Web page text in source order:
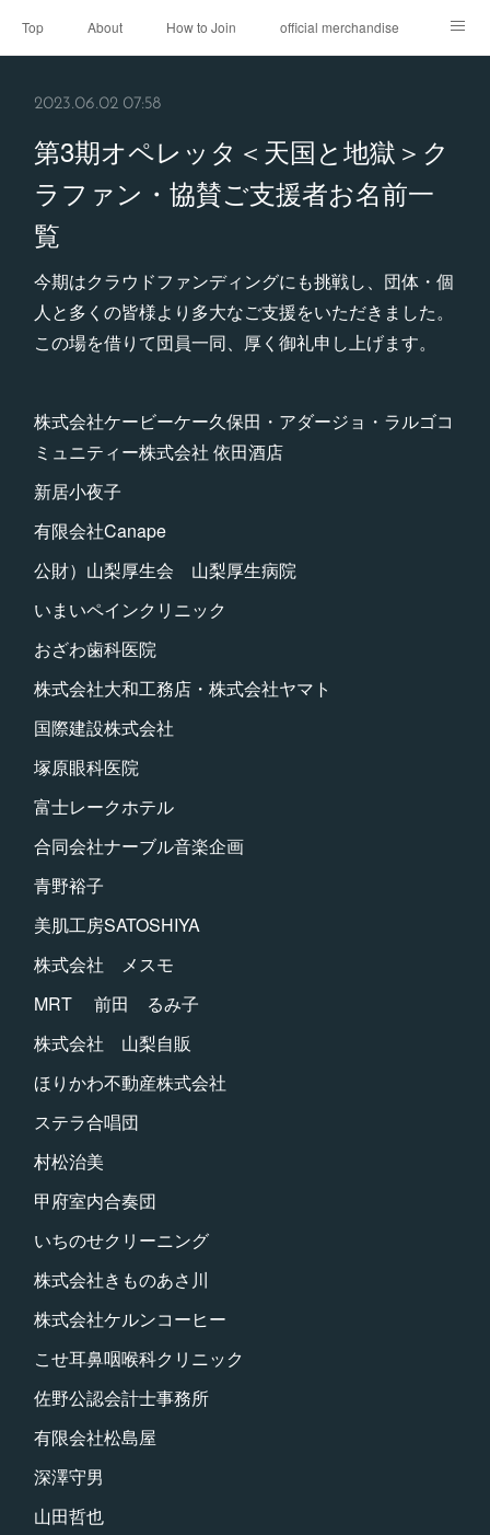
Top About How to Join official merchandise
2023.06.02 07:58
第3期オペレッタ＜天国と地獄＞ク
ラファン・協賛ご支援者お名前一
覧
今期はクラウドファンディングにも挑戦し、団体・個
人と多くの皆様より多大なご支援をいただきました。
この場を借りて団員一同、厚く御礼申し上げます。
株式会社ケービーケー久保田・アダージョ・ラルゴコ
ミュニティー株式会社 依田酒店
新居小夜子
有限会社Canape
公財）山梨厚生会 山梨厚生病院
いまいペインクリニック
おざわ歯科医院
株式会社大和工務店・株式会社ヤマト
国際建設株式会社
塚原眼科医院
富士レークホテル
合同会社ナーブル音楽企画
青野裕子
美肌工房SATOSHIYA
株式会社 メスモ
MRT 前田 るみ子
株式会社 山梨自販
ほりかわ不動産株式会社
ステラ合唱団
村松治美
甲府室内合奏団
いちのせクリーニング
株式会社きものあさ川
株式会社ケルンコーヒー
こせ耳鼻咽喉科クリニック
佐野公認会計士事務所
有限会社松島屋
深澤守男
山田哲也